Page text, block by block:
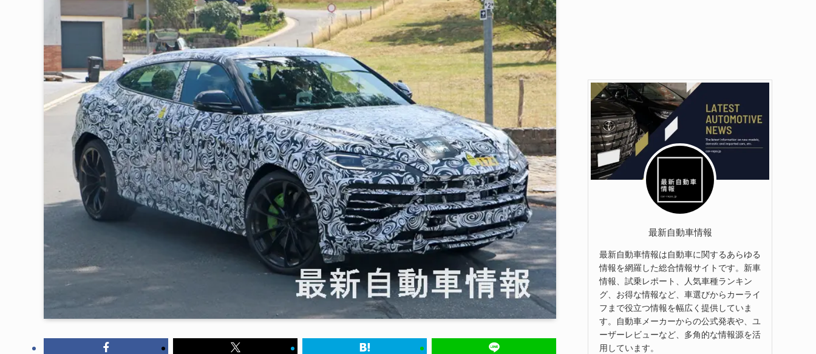
最新自動車情報
最新自動車情報は自動車に関するあらゆる
情報を網羅した総合情報サイトです。新車
情報、試乗レポート、人気車種ランキン
グ、お得な情報など、車選びからカーライ
フまで役立つ情報を幅広く提供していま
す。自動車メーカーからの公式発表や、ユ
ーザーレビューなど、多角的な情報源を活
用しています。